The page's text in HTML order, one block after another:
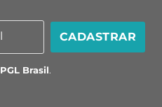
CADASTRAR
PGL Brasil.